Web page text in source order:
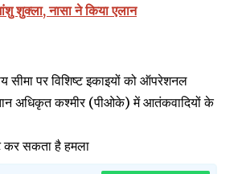
नासा ने किया एलान
सीमा पर विशिष्ट इकाइयों को ऑपरेशनल
अधिकृत कश्मीर (पीओके) में आतंकवादियों के
कर सकता है हमला